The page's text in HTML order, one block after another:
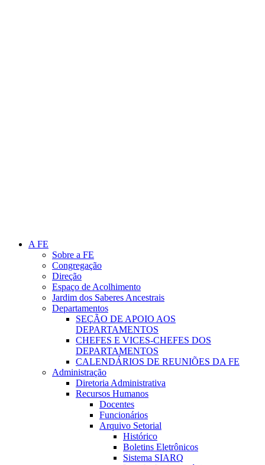
A FE
Sobre a FE
Congregação
Direção
Espaço de Acolhimento
Jardim dos Saberes Ancestrais
Departamentos
SEÇÃO DE APOIO AOS
DEPARTAMENTOS
CHEFES E VICES-CHEFES DOS
DEPARTAMENTOS
CALENDÁRIOS DE REUNIÕES DA FE
Administração
Diretoria Administrativa
Recursos Humanos
Docentes
Funcionários
Arquivo Setorial
Histórico
Boletins Eletrônicos
Sistema SIARQ